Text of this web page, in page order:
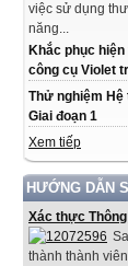
việc sử dụng
năng...
Khắc phục
công cụ Violet
Thử nghiệm Hệ
Giai đoạn 1
Xem tiếp
HƯỚNG DẪN
Xác thực
thành thành